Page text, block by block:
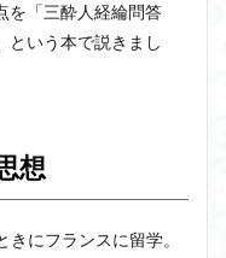
を「三酔人経綸問答
という本で説きまし
想
きにフランスに留学。